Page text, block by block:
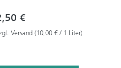
€
Versand (10,00 € / 1 Liter)